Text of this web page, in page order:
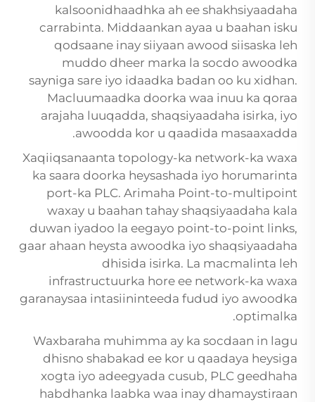
kalsoonidhaadhka ah ee shakhsiyaadaha
carrabinta. Middaankan ayaa u baahan isku
qodsaane inay siiyaan awood siisaska leh
muddo dheer marka la socdo awoodka
sayniga sare iyo idaadka badan oo ku xidhan.
Macluumaadka doorka waa inuu ka qoraa
arajaha luuqadda, shaqsiyaadaha isirka, iyo
awoodda kor u qaadida masaaxadda.
Xaqiiqsanaanta topology-ka network-ka waxa
ka saara doorka heysashada iyo horumarinta
port-ka PLC. Arimaha Point-to-multipoint
waxay u baahan tahay shaqsiyaadaha kala
duwan iyadoo la eegayo point-to-point links,
gaar ahaan heysta awoodka iyo shaqsiyaadaha
dhisida isirka. La macmalinta leh
infrastructuurka hore ee network-ka waxa
garanaysaa intasiininteeda fudud iyo awoodka
optimalka.
Waxbaraha muhimma ay ka socdaan in lagu
dhisno shabakad ee kor u qaadaya heysiga
xogta iyo adeegyada cusub, PLC geedhaha
habdhanka laabka waa inay dhamaystiraan